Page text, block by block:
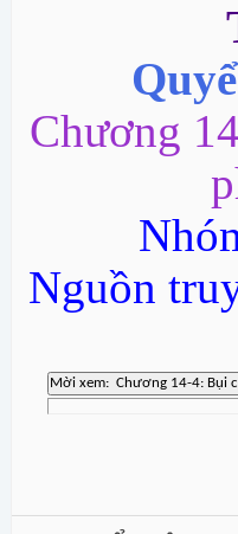
Chương
Nguồn